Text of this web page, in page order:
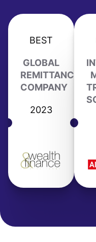
BEST
GLOBAL
REMITTANCE
COMPANY
2023